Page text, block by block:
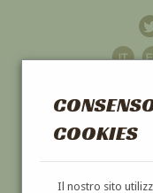
COOKIES
Il nostro sito